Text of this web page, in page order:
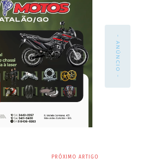
- ANÚNCIO -
PRÓXIMO ARTIGO